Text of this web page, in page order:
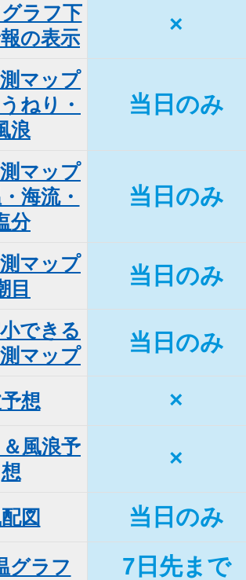
ラフ下
の表示
×
マップ
ねり・
浪
当日のみ
マップ
海流・
分
当日のみ
マップ
目
当日のみ
できる
マップ
当日のみ
想 ×
風浪予
想
×
図 当日のみ
グラフ 7日先まで